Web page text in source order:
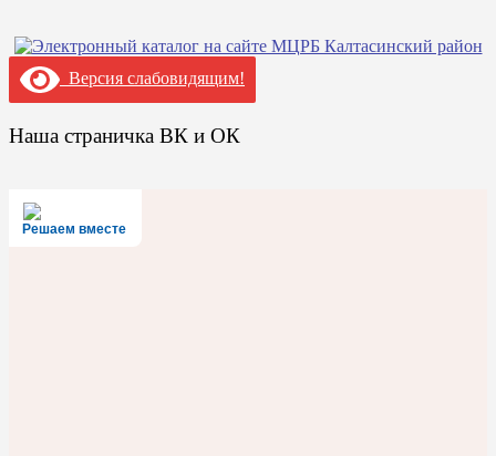
Версия слабовидящим!
Наша страничка ВК и ОК
Решаем вместе